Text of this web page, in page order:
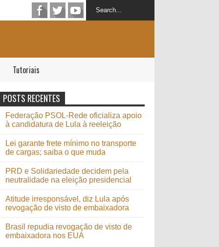
Tutoriais
POSTS RECENTES
Federação PSOL-Rede oficializa apoio
à candidatura de Lula à reeleição
Lei garante frete mínimo no transporte
de cargas; saiba o que muda
PRD e Solidariedade decidem pela
neutralidade na eleição presidencial
Atitude irresponsável, diz Lula após
revogação de visto de embaixadora
Brasil repudia revogação de visto de
embaixadora nos EUA